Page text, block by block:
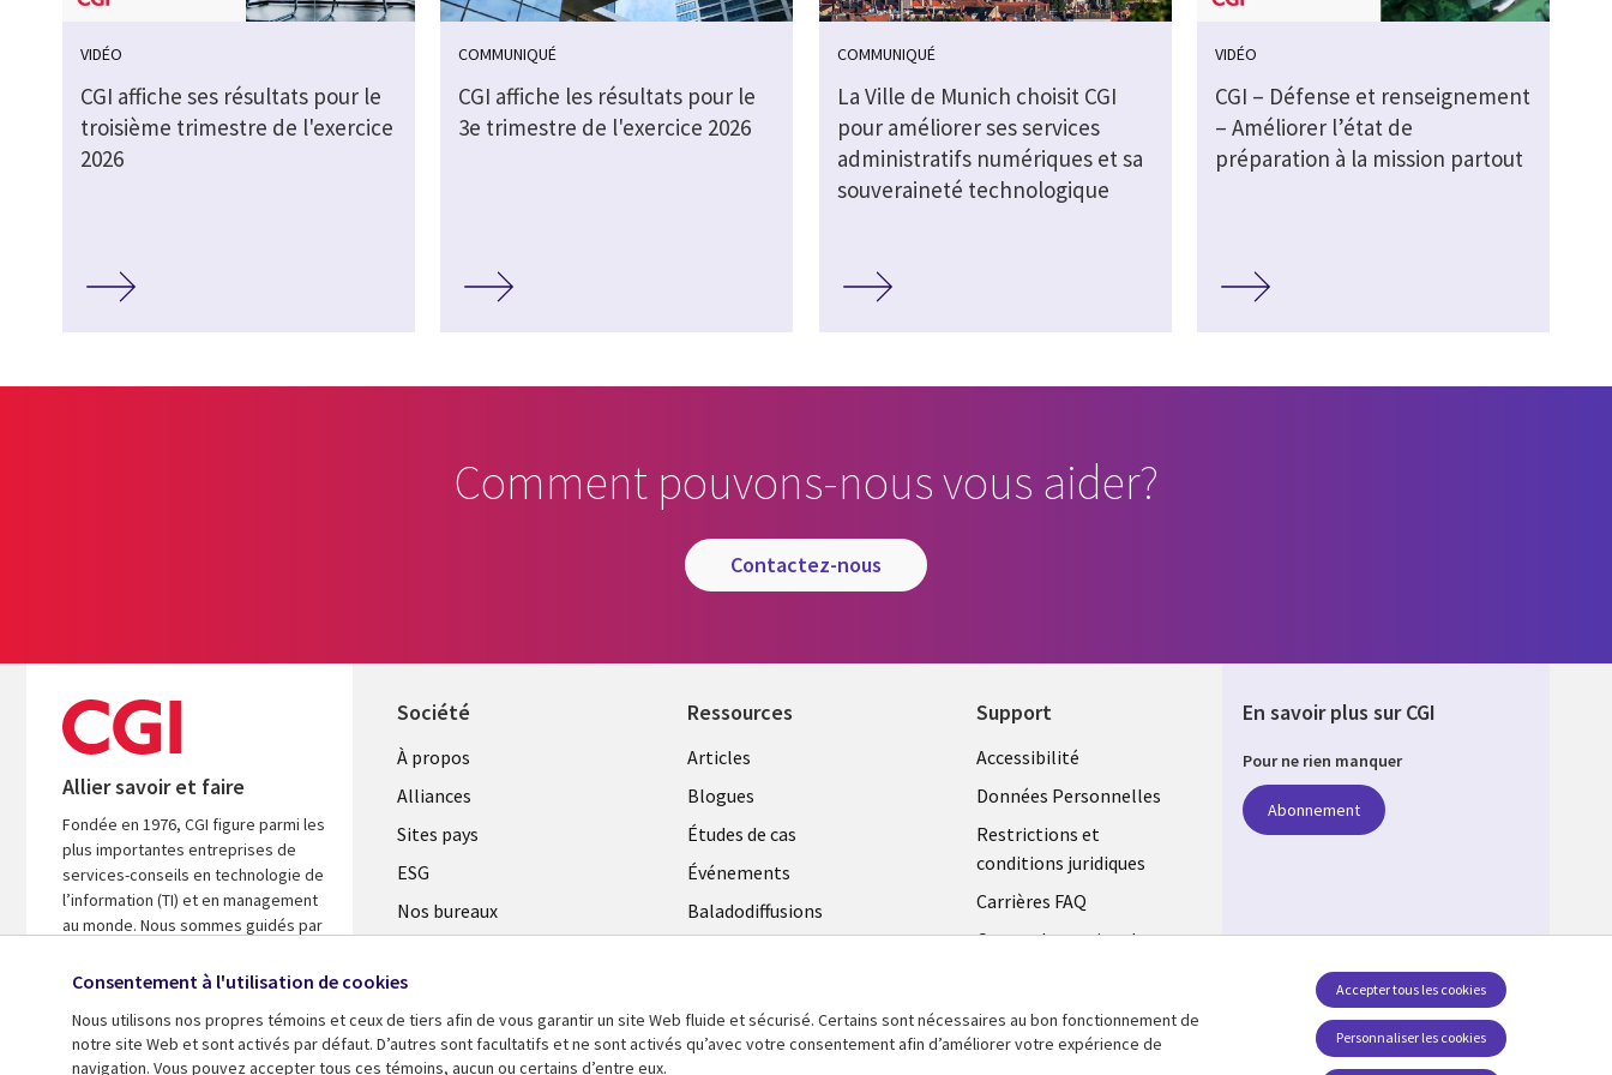
VIDÉO
CGI affiche ses résultats pour le
troisième trimestre de l'exercice
2026
COMMUNIQUÉ
CGI affiche les résultats pour le
3e trimestre de l'exercice 2026
COMMUNIQUÉ
La Ville de Munich choisit CGI
pour améliorer ses services
administratifs numériques et sa
souveraineté technologique
VIDÉO
CGI – Défense et renseignement
– Améliorer l’état de
préparation à la mission partout
Comment pouvons-nous vous aider?
contactez-nous
Allier savoir et faire
Fondée en 1976, CGI figure parmi les
plus importantes entreprises de
services-conseils en technologie de
l’information (TI) et en management
au monde. Nous sommes guidés par
d’accélérer le rendement de vos
En savoir plus
Société
À propos
Alliances
Sites pays
ESG
Nos bureaux
Salle de presse
Ressources
Articles
Blogues
Études de cas
Événements
Baladodiffusions
Support
Accessibilité
Données Personnelles
Restrictions et
conditions juridiques
Carrières FAQ
Centre de gestion des
En savoir plus sur CGI
Pour ne rien manquer
Abonnement
Suivez-nous
Consentement à l'utilisation de cookies
Nous utilisons nos propres témoins et ceux de tiers afin de vous garantir un site Web fluide et sécurisé. Certains sont nécessaires au bon fonctionnement de
notre site Web et sont activés par défaut. D’autres sont facultatifs et ne sont activés qu’avec votre consentement afin d’améliorer votre expérience de
navigation. Vous pouvez accepter tous ces témoins, aucun ou certains d’entre eux.
Personnaliser les cookies
Accepter tous les cookies